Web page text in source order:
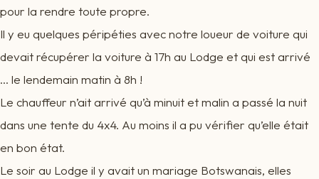
pour la rendre toute propre.
Il y eu quelques péripéties avec notre loueur de voiture qui
devait récupérer la voiture à 17h au Lodge et qui est arrivé
… le lendemain matin à 8h !
Le chauffeur n’ait arrivé qu’à minuit et malin a passé la nuit
dans une tente du 4x4. Au moins il a pu vérifier qu’elle était
en bon état.
Le soir au Lodge il y avait un mariage Botswanais, elles